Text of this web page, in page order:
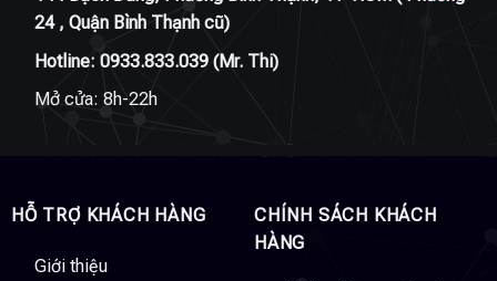
24 , Quận Bình Thạnh cũ)
Hotline: 0933.833.039(Mr. Thi)
Mở cửa: 8h-22h
HỖ TRỢ KHÁCH HÀNG
Giới thiệu
CHÍNH SÁCH KHÁCH
HÀNG